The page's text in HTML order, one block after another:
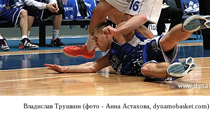
Владислав Трушкин (фото - Анна Астахова, dynamobasket.com)